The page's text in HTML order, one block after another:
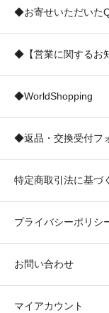
◆お寄せいただいた
◆【営業に関するお
◆WorldShopping
◆返品・交換受付フ
特定商取引法に基づ
プライバシーポリシ
お問い合わせ
マイアカウント